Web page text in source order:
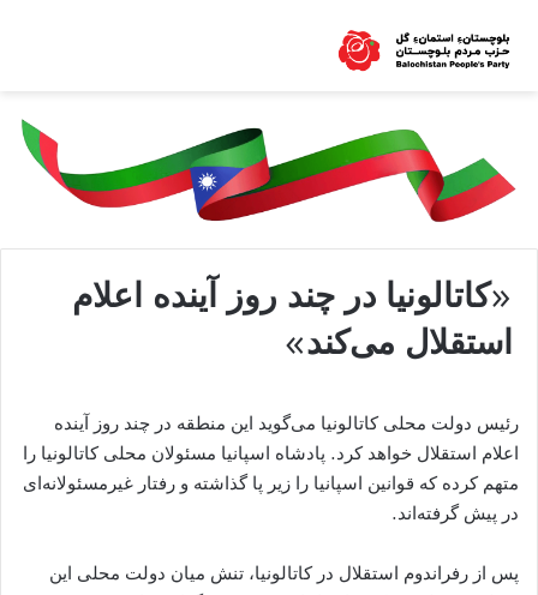
«کاتالونیا در چند روز آینده اعلام
استقلال می‌کند»
رئیس دولت محلی کاتالونیا می‌گوید این منطقه در چند روز آینده
اعلام استقلال خواهد کرد. پادشاه اسپانیا مسئولان محلی کاتالونیا را
متهم کرده که قوانین اسپانیا را زیر پا گذاشته و رفتار غیرمسئولانه‌ای
در پیش گرفته‌ا‌ند.
پس از رفراندوم استقلال در کاتالونیا، تنش میان دولت محلی این